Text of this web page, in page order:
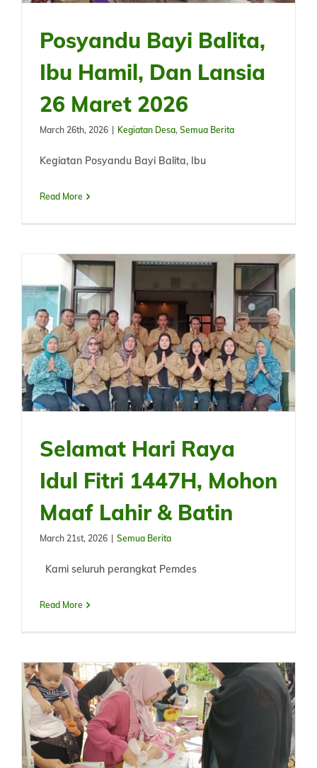
Posyandu Bayi Balita,
Ibu Hamil, Dan Lansia
26 Maret 2026
March 26th, 2026 Kegiatan Desa, Semua Berita
Kegiatan Posyandu Bayi Balita, Ibu
Read More
Selamat Hari Raya
Idul Fitri 1447H, Mohon
Maaf Lahir & Batin
March 21st, 2026 Semua Berita
Kami seluruh perangkat Pemdes
Read More